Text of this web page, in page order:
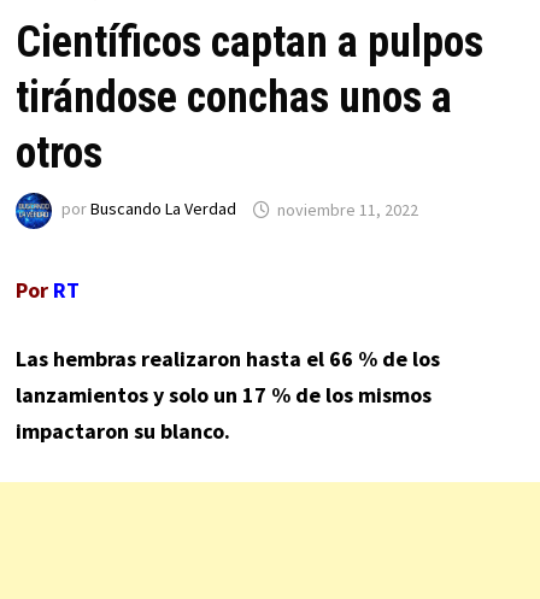
Científicos captan a pulpos
tirándose conchas unos a
otros
porBuscando La Verdad noviembre 11, 2022
Por RT
Las hembras realizaron hasta el 66 % de los
lanzamientos y solo un 17 % de los mismos
impactaron su blanco.